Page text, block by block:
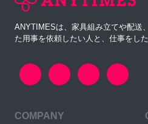
ANYTIMESは、家具組み立てや配送
た用事を依頼したい人と、仕事をし
COMPANY